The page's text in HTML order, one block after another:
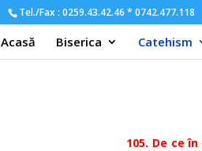
Tel./Fax : 0259.43.42.46 * 0742.477.118
Acasă Biserica Catehism
105. De ce